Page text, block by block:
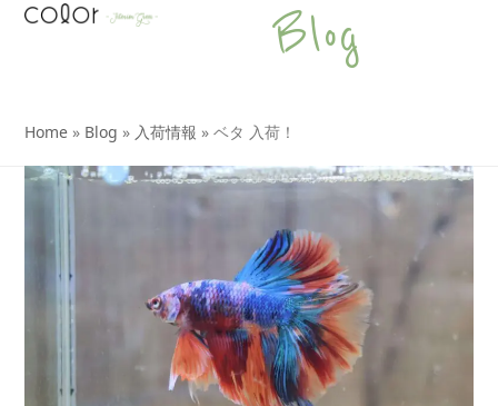
SkipOpen
Close
Blog
Home » Blog » 入荷情報 »ベタ 入荷！